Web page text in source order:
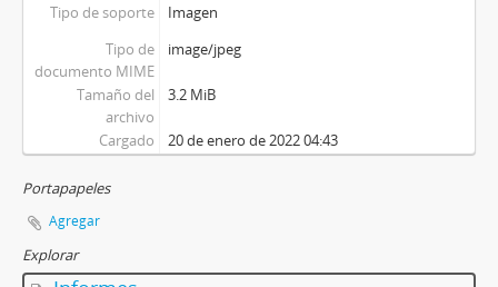
Tipo de soporte
Imagen
Tipo de
documento MIME
image/jpeg
Tamaño del
archivo
3.2 MiB
Cargado 20 de enero de 2022 04:43
Portapapeles
Agregar
Explorar